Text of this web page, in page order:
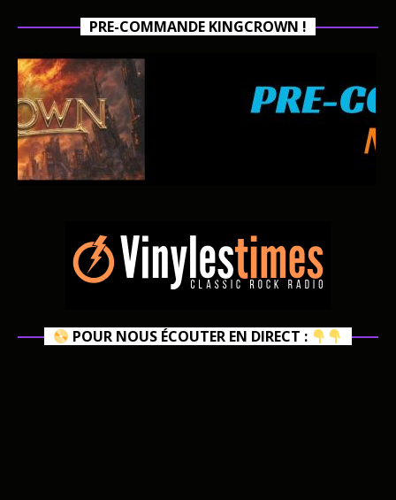
PRE-COMMANDE KINGCROWN !
POUR NOUS ÉCOUTER EN DIRECT :